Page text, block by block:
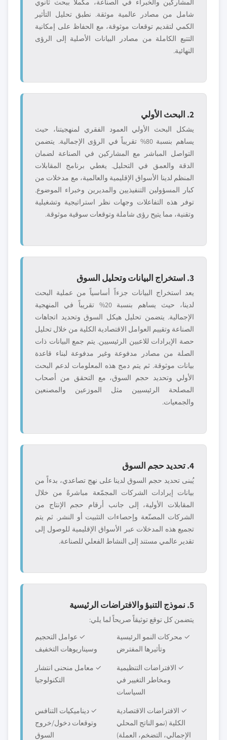
المشاركين والخبراء في الصناعة، مكملاً ببحث ثانوي
شامل من مصادر عالمية موثقة. نطبق تحليل التأثير
الكمي لتقديم توقعات موثوقة، مع الحفاظ على إمكانية
التتبع الكاملة من مصادر البيانات الأصلية إلى الرؤى
النهائية.
2. البحث الأولي
يشكل البحث الأولي العمود الفقري لمنهجيتنا، حيث
يساهم بنسبة 80% تقريباً في الرؤى الإجمالية. يتضمن
التواصل المباشر مع المشاركين في الصناعة لضمان
الدقة والعمق في التحليل. يغطي برنامج المقابلات
المنظم لدينا الأسواق الإقليمية والعالمية، مع مدخلات من
كبار المسؤولين التنفيذيين والمديرين وخبراء الموضوع.
توفر هذه التفاعلات وجهات نظر استراتيجية وتشغيلية
وتقنية، مما يتيح رؤى شاملة وتوقعات سوقية موثوقة.
3. استخراج البيانات وتحليل السوق
يعد استخراج البيانات جزءاً أساسياً من عملية البحث
لدينا، حيث يساهم بنسبة 20% تقريباً في المنهجية
الإجمالية. يتضمن تحليل هيكل السوق وتحديد اتجاهات
الصناعة وتقييم العوامل الاقتصادية الكلية من خلال تحليل
حصة الإيرادات للاعبين الرئيسيين. يتم جمع البيانات ذات
الصلة من مصادر مدفوعة وغير مدفوعة لبناء قاعدة
بيانات موثوقة. ثم يتم دمج هذه المعلومات لدعم البحث
الأولي وتحديد حجم السوق، مع التحقق من أصحاب
المصلحة الرئيسيين مثل الموزعين والمصنعين
والجمعيات.
4. تحديد حجم السوق
يُبنى تحديد حجم السوق لدينا على نهج تصاعدي، بدءاً من
بيانات إيرادات الشركات المجمّعة مباشرةً من خلال
المقابلات الأولية، إلى جانب أرقام حجم الإنتاج من
الشركات المصنّعة وإحصاءات التثبيت أو النشر. ثم يتم
تجميع هذه المدخلات عبر الأسواق الإقليمية للوصول إلى
تقدير عالمي مستند إلى النشاط الفعلي للصناعة.
5. نموذج التنبؤ والافتراضات الرئيسية
يتضمن كل توقع توثيقاً صريحاً لما يلي:
✓ محركات النمو الرئيسية
وتأثيرها المفترض
✓ عوامل التحجيم
وسيناريوهات التخفيف
✓ الافتراضات التنظيمية
ومخاطر التغيير في
السياسات
✓ معامل منحنى انتشار
التكنولوجيا
✓ الافتراضات الاقتصادية
الكلية (نمو الناتج المحلي
الإجمالي، التضخم، العملة)
✓ ديناميكيات التنافس
وتوقعات دخول/خروج
السوق